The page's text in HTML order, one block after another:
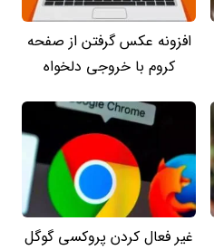
افزونه عکس گرفتن از صفحه
کروم با خروجی دلخواه
غیر فعال کردن پروکسی گوگل